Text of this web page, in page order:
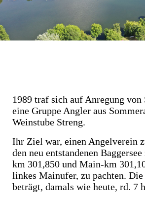
1989 traf sich auf Anregung
eine Gruppe Angler aus
Weinstube Streng.
Ihr Ziel war, einen Angelverein
den neu entstandenen
km 301,850 und Main-km
linkes Mainufer, zu pachten. Die
beträgt, damals wie heute, rd. 7